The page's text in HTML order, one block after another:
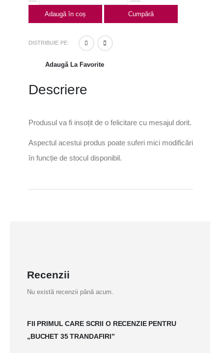
Adaugă în coș Cumpără
DISTRIBUIE PE:
Adaugă La Favorite
Descriere
Produsul va fi insoțit de o felicitare cu mesajul dorit.
Aspectul acestui produs poate suferi mici modificări
în funcție de stocul disponibil.
Recenzii
Nu există recenzii până acum.
FII PRIMUL CARE SCRII O RECENZIE PENTRU
„BUCHET 35 TRANDAFIRI”